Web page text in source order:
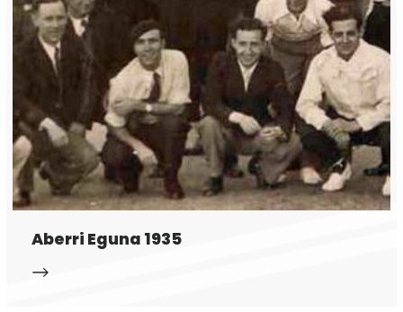
Aberri Eguna 1935